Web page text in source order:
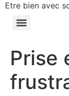
Etre bien avec
Prise